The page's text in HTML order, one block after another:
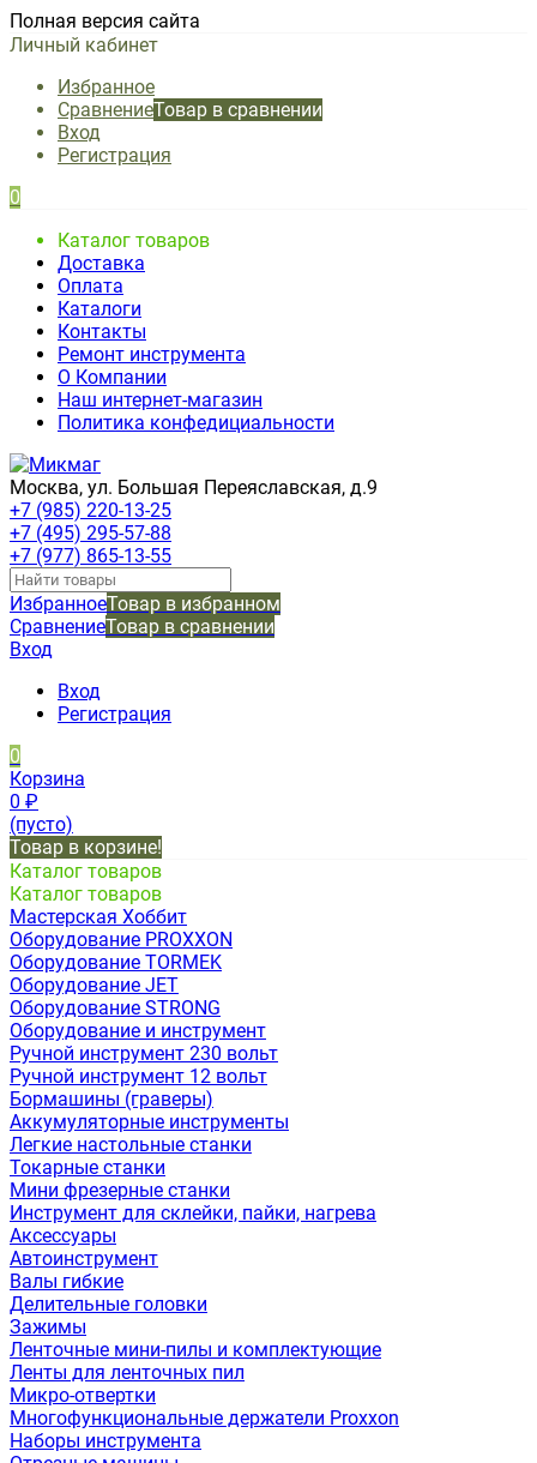
Полная версия сайта
Личный кабинет
Избранное
СравнениеТовар в сравнении
Вход
Регистрация
0
Каталог товаров
Доставка
Оплата
Каталоги
Контакты
Ремонт инструмента
О Компании
Наш интернет-магазин
Политика конфедициальности
Москва, ул. Большая Переяславская, д.9
+7 (985) 220-13-25
+7 (495) 295-57-88
+7 (977) 865-13-55
ИзбранноеТовар в избранном
СравнениеТовар в сравнении
Вход
Вход
Регистрация
0
Корзина
0 ₽
(пусто)
Товар в корзине!
Каталог товаров
Каталог товаров
Мастерская Хоббит
Оборудование PROXXON
Оборудование TORMEK
Оборудование JET
Оборудование STRONG
Оборудование и инструмент
Ручной инструмент 230 вольт
Ручной инструмент 12 вольт
Бормашины (граверы)
Аккумуляторные инструменты
Легкие настольные станки
Токарные станки
Мини фрезерные станки
Инструмент для склейки, пайки, нагрева
Аксессуары
Автоинструмент
Валы гибкие
Делительные головки
Зажимы
Ленточные мини-пилы и комплектующие
Ленты для ленточных пил
Микро-отвертки
Многофункциональные держатели Proxxon
Наборы инструмента